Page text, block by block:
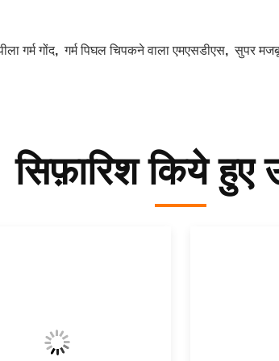
गर्म गोंद,गर्म पिघल चिपकने वाला एमएसडीएस,सुपर
सिफ़ारिश किये हुए